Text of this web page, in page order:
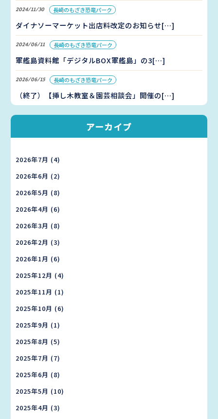
2024/11/30 長崎のもざき恐竜パーク
ダイナソーマーケット出店料改定のお知らせ[…]
2024/06/11 長崎のもざき恐竜パーク
軍艦島資料館「デジタルBOX軍艦島」の3[…]
2026/06/15 長崎のもざき恐竜パーク
（終了）【挿し木教室＆園芸相談会」開催の[…]
アーカイブ
2026年7月 (4)
2026年6月 (2)
2026年5月 (8)
2026年4月 (6)
2026年3月 (8)
2026年2月 (3)
2026年1月 (6)
2025年12月 (4)
2025年11月 (1)
2025年10月 (6)
2025年9月 (1)
2025年8月 (5)
2025年7月 (7)
2025年6月 (8)
2025年5月 (10)
2025年4月 (3)